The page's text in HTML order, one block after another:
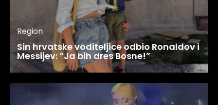
Region
Sin hrvatske voditeljice odbio Ronaldov i
Messijev: “Ja bih dres Bosne!”